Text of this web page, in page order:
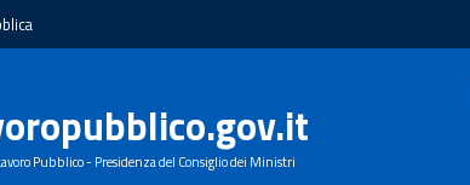
Pubblico - Presidenza del Consiglio dei Ministri